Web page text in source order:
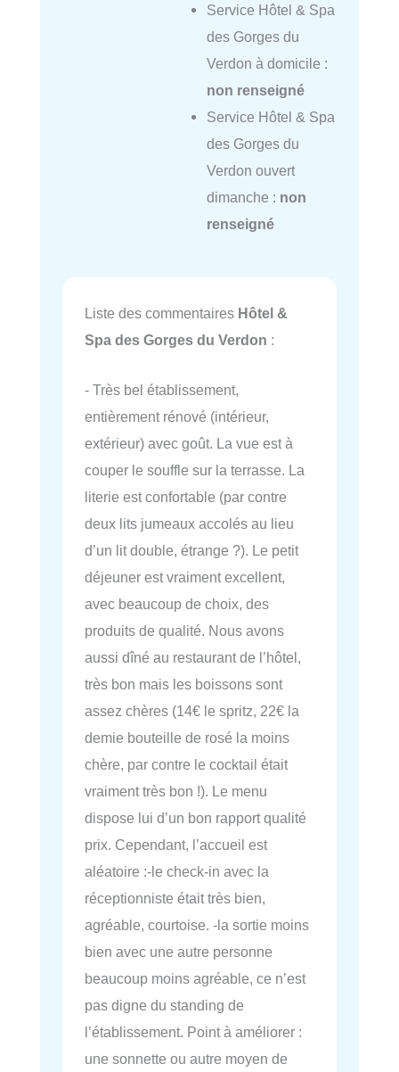
Service Hôtel & Spa
des Gorges du
Verdon à domicile :
non renseigné
Service Hôtel & Spa
des Gorges du
Verdon ouvert
dimanche : non
renseigné
Liste des commentaires Hôtel &
Spa des Gorges du Verdon :
- Très bel établissement,
entièrement rénové (intérieur,
extérieur) avec goût. La vue est à
couper le souffle sur la terrasse. La
literie est confortable (par contre
deux lits jumeaux accolés au lieu
d’un lit double, étrange ?). Le petit
déjeuner est vraiment excellent,
avec beaucoup de choix, des
produits de qualité. Nous avons
aussi dîné au restaurant de l’hôtel,
très bon mais les boissons sont
assez chères (14€ le spritz, 22€ la
demie bouteille de rosé la moins
chère, par contre le cocktail était
vraiment très bon !). Le menu
dispose lui d’un bon rapport qualité
prix. Cependant, l’accueil est
aléatoire :-le check-in avec la
réceptionniste était très bien,
agréable, courtoise. -la sortie moins
bien avec une autre personne
beaucoup moins agréable, ce n’est
pas digne du standing de
l’établissement. Point à améliorer :
une sonnette ou autre moyen de